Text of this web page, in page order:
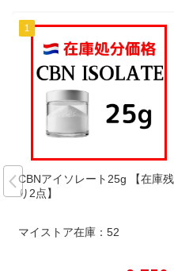
CBNアイソレート25g 【在庫残
り2点】
マイストア在庫： 52